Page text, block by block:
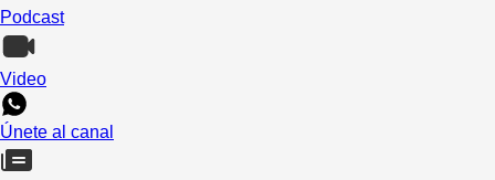
Podcast
Video
Únete al canal